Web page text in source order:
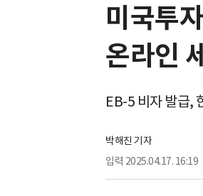
미국투
온라인
EB-5 비자 발급,
박해진 기자
입력 2025.04.17. 16:19